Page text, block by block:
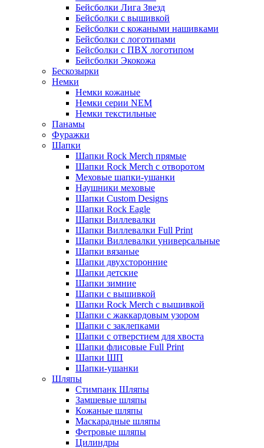
Бейсболки Лига Звезд
Бейсболки с вышивкой
Бейсболки с кожаными нашивками
Бейсболки с логотипами
Бейсболки с ПВХ логотипом
Бейсболки Экокожа
Бескозырки
Немки
Немки кожаные
Немки серии NEM
Немки текстильные
Панамы
Фуражки
Шапки
Шапки Rock Merch прямые
Шапки Rock Merch с отворотом
Меховые шапки-ушанки
Наушники меховые
Шапки Custom Designs
Шапки Rock Eagle
Шапки Виллевалки
Шапки Виллевалки Full Print
Шапки Виллевалки универсальные
Шапки вязаные
Шапки двухсторонние
Шапки детские
Шапки зимние
Шапки с вышивкой
Шапки Rock Merch с вышивкой
Шапки с жаккардовым узором
Шапки с заклепками
Шапки с отверстием для хвоста
Шапки флисовые Full Print
Шапки ШП
Шапки-ушанки
Шляпы
Стимпанк Шляпы
Замшевые шляпы
Кожаные шляпы
Маскарадные шляпы
Фетровые шляпы
Цилиндры